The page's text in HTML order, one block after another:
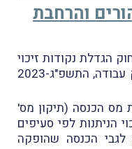
והרחבת
חוק הגדלת נקודות זיכוי
להורים במס הכנסה והרחבת מענק עבודה, התשפ"ג-2023
מס הכנסה (תיקון מס'
הניתנות לפי סעיפים
לגבי הכנסה שהופקה